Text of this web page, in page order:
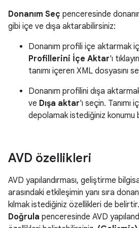
Donanım Seç penceresinde
gibi içe ve dışa aktarabilirsiniz:
Donanım profili içe aktarmak
Profillerini İçe Aktar'ı
tanımı içeren XML dosyasını
Donanım profilini dışa
ve Dışa aktar'ı seçin. Tanımı
depolamak istediğiniz konumu
AVD özellikleri
AVD yapılandırması, geliştirme
arasındaki etkileşimin yanı sıra
kılmak istediğiniz özellikleri de belirtir.
Doğrula penceresinde AVD